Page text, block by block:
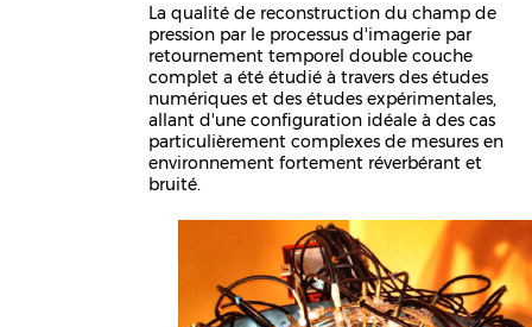
La qualité de reconstruction du champ de
pression par le processus d'imagerie par
retournement temporel double couche
complet a été étudié à travers des études
numériques et des études expérimentales,
allant d'une configuration idéale à des cas
particulièrement complexes de mesures en
environnement fortement réverbérant et
bruité.